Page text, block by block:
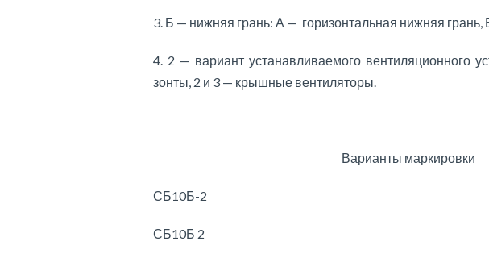
3. Б — нижняя грань: А — горизонтальная нижняя грань,
4. 2 — вариант устанавливаемого вентиляционного
зонты, 2 и 3 — крышные вентиляторы.
Варианты маркировки
СБ10Б-2
СБ10Б 2